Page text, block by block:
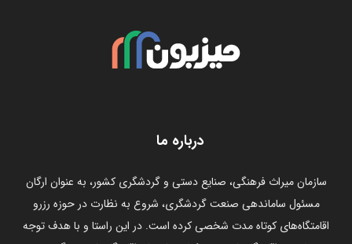
درباره ما
سازمان میراث فرهنگی، صنایع دستی و گردشگری کشور، به عنوان ارگان
مسئول ساماندهی صنعت گردشگری، شروع به نظارت در حوزه رزرو
اقامتگاه‌های کوتاه مدت شخصی کرده است. در این راستا و با هدف توجه